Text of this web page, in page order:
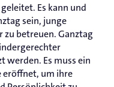
Es kann und
sein, junge
zu betreuen. Ganztag
werden. Es muss ein
eröffnet, um ihre